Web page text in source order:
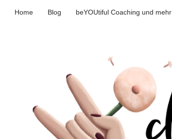
Home Blog beYOUtiful Coaching und mehr